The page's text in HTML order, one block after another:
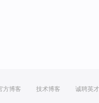
方博客 技术博客 诚聘英才